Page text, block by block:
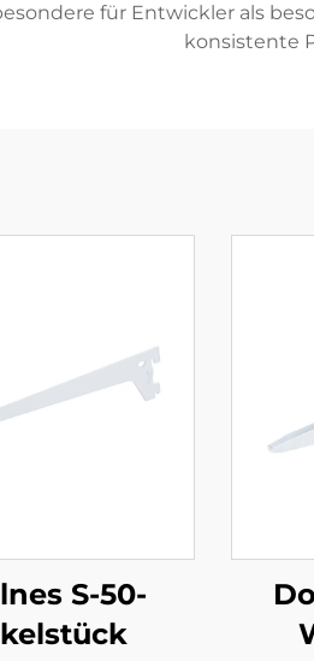
für Entwickler als
konsistente
S-50-